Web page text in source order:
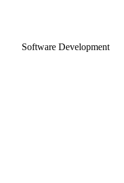
Software Development